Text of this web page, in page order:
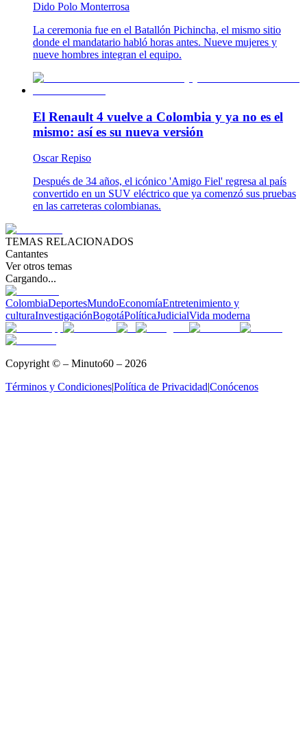
Dido Polo Monterrosa
La ceremonia fue en el Batallón Pichincha, el mismo sitio
donde el mandatario habló horas antes. Nueve mujeres y
nueve hombres integran el equipo.
El Renault 4 vuelve a Colombia y ya no es el
mismo: así es su nueva versión
Oscar Repiso
Después de 34 años, el icónico 'Amigo Fiel' regresa al país
convertido en un SUV eléctrico que ya comenzó sus pruebas
en las carreteras colombianas.
TEMAS RELACIONADOS
Cantantes
Ver otros temas
Cargando...
ColombiaDeportesMundoEconomíaEntretenimiento y
culturaInvestigaciónBogotáPolíticaJudicialVida moderna
Copyright © – Minuto60 – 2026
Términos y Condiciones|Política de Privacidad|Conócenos